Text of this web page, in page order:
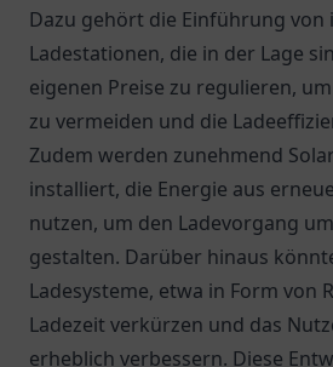
Dazu gehört die Einführung von
Ladestationen, die in der Lage
eigenen Preise zu regulieren,
zu vermeiden und die
Zudem werden zunehmend
installiert, die Energie aus
nutzen, um den Ladevorgang
gestalten. Darüber hinaus
Ladesysteme, etwa in Form von
Ladezeit verkürzen und das
erheblich verbessern. Diese